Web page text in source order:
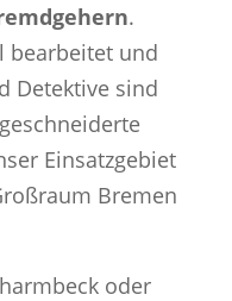
.
bearbeitet und
Detektive sind
Einsatzgebiet
Bremen
oder